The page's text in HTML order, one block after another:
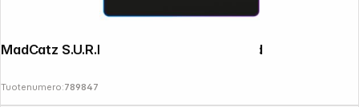
MadCatz S.U.R.F. RGB Gaming Mouse Pad
Tuotenumero:789847